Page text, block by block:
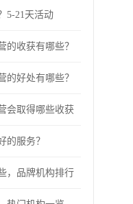
5-21天活动
的收获有哪些？
的好处有哪些？
会取得哪些收获
的服务？
，品牌机构排行